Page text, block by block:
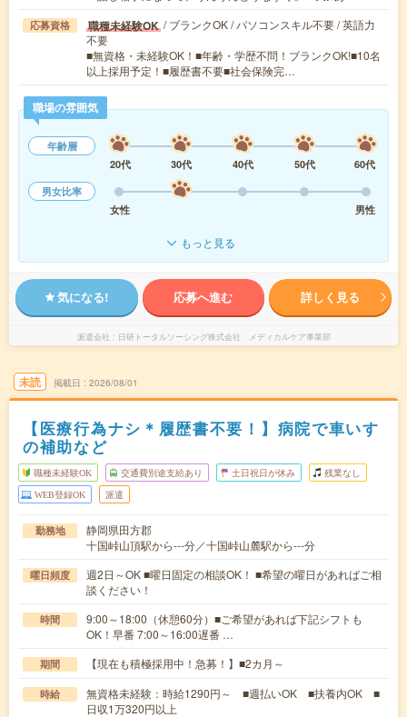
応募資格 職種未経験OK / ブランクOK / パソコンスキル不要 / 英語力
不要
■無資格・未経験OK！■年齢・学歴不問！ブランクOK!■10名
以上採用予定！■履歴書不要■社会保険完…
職場の雰囲気
年齢層
20代
30代 40代 50代
60代
男女比率
女性
男性
もっと見る
気になる! 応募へ進む 詳しく見る
派遣会社 日研トータルソーシング株式会社 メディカルケア事業部
未読 掲載日 2026/08/01
【医療行為ナシ＊履歴書不要！】病院で車いす
の補助など
職種未経験OK 交通費別途支給あり 土日祝日が休み 残業なし
WEB登録OK 派遣
勤務地
静岡県田方郡
十国峠山頂駅から---分／十国峠山麓駅から---分
曜日頻度
週2日～OK ■曜日固定の相談OK！ ■希望の曜日があればご相
談ください！
時間
9:00～18:00（休憩60分）■ご希望があれば下記シフトも
OK！早番 7:00～16:00遅番 …
期間 【現在も積極採用中！急募！】■2カ月～
時給
無資格未経験：時給1290円～ ■週払いOK ■扶養内OK ■
日収1万320円以上